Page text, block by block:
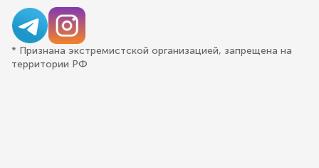
* Признана экстремистской организацией, запрещена на
территории РФ